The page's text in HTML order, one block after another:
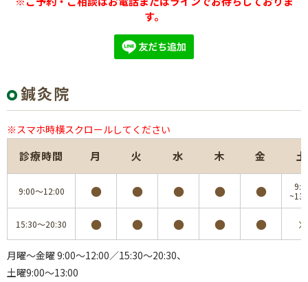
す。
鍼灸院
※スマホ時横スクロールしてください
診療時間 月 火 水 木 金 土
9:00～12:00 ● ● ● ● ●
15:30～20:30 ● ● ● ● ● ×
月曜～金曜 9:00～12:00／15:30～20:30、
土曜9:00～13:00